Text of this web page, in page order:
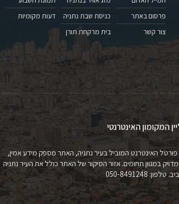
פרסום באתר
צור קשר
כניסת שבת נתניה
בית מרקחת תורן
דעות מקומיות
המקומון האינטרנטי
פורטל האינטרנט המוביל בעיר נתניה, האתר מספק מידע אמין,
במגוון תחומים. אזור הסיקור של האתר כולל את העיר נתניה
050-8491248